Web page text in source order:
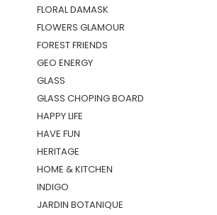
FLORAL DAMASK
FLOWERS GLAMOUR
FOREST FRIENDS
GEO ENERGY
GLASS
GLASS CHOPING BOARD
HAPPY LIFE
HAVE FUN
HERITAGE
HOME & KITCHEN
INDIGO
JARDIN BOTANIQUE